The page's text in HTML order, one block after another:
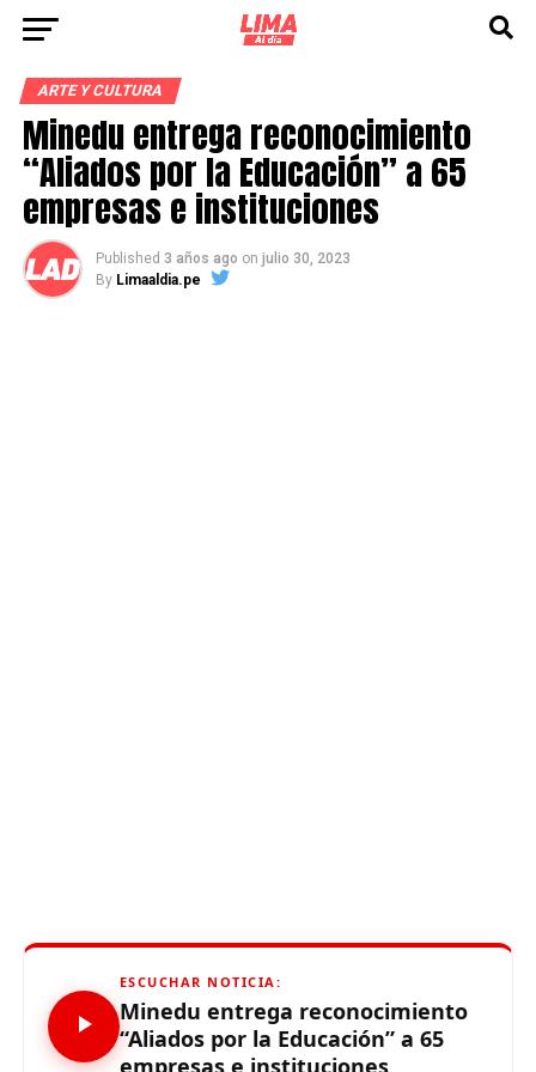
ARTE Y CULTURA
Minedu entrega reconocimiento
“Aliados por la Educación” a 65
empresas e instituciones
Published 3 años ago on julio 30, 2023
By Limaaldia.pe
ESCUCHAR NOTICIA:
Minedu entrega reconocimiento
“Aliados por la Educación” a 65
empresas e instituciones